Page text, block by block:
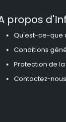
propos
Qu'est-ce-que
Conditions
Protection de
Contactez-nous